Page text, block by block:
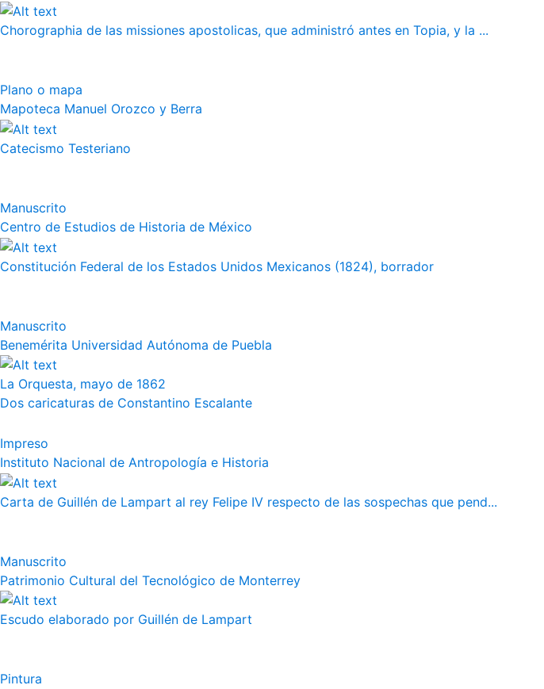
Chorographia de las missiones apostolicas, que administró antes en Topia, y la ...
Plano o mapa
Mapoteca Manuel Orozco y Berra
Catecismo Testeriano
Manuscrito
Centro de Estudios de Historia de México
Constitución Federal de los Estados Unidos Mexicanos (1824), borrador
Manuscrito
Benemérita Universidad Autónoma de Puebla
La Orquesta, mayo de 1862
Dos caricaturas de Constantino Escalante
Impreso
Instituto Nacional de Antropología e Historia
Carta de Guillén de Lampart al rey Felipe IV respecto de las sospechas que pend...
Manuscrito
Patrimonio Cultural del Tecnológico de Monterrey
Escudo elaborado por Guillén de Lampart
Pintura